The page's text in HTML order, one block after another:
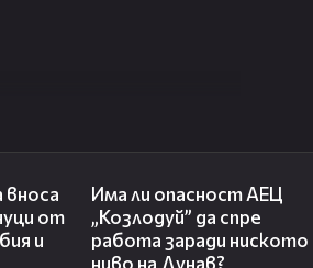
вноса
от
и
Има ли опасност АЕЦ
„Козлодуй” да спре
работа заради ниското
ниво на Дунав?